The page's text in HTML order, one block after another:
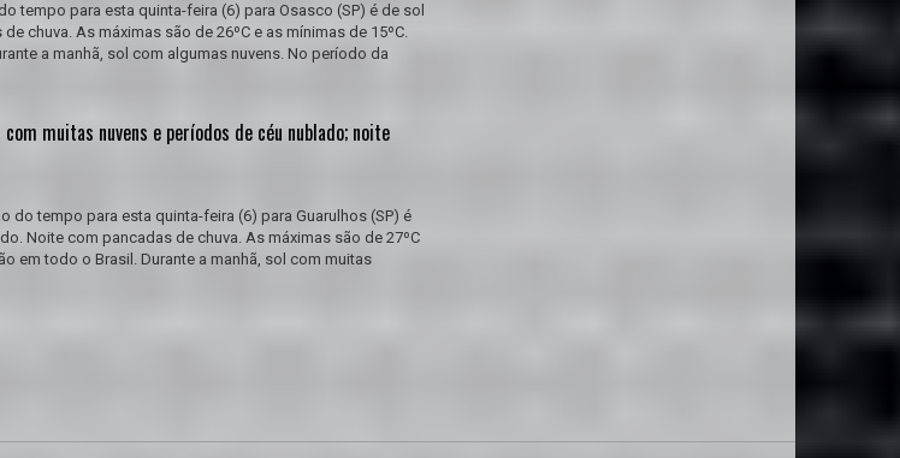
tempo para esta quinta-feira (6) para Osasco (SP) é de sol
chuva. As máximas são de 26ºC e as mínimas de 15ºC.
a manhã, sol com algumas nuvens. No período da
muitas nuvens e períodos de céu nublado; noite
do tempo para esta quinta-feira (6) para Guarulhos (SP) é
Noite com pancadas de chuva. As máximas são de 27ºC
em todo o Brasil. Durante a manhã, sol com muitas